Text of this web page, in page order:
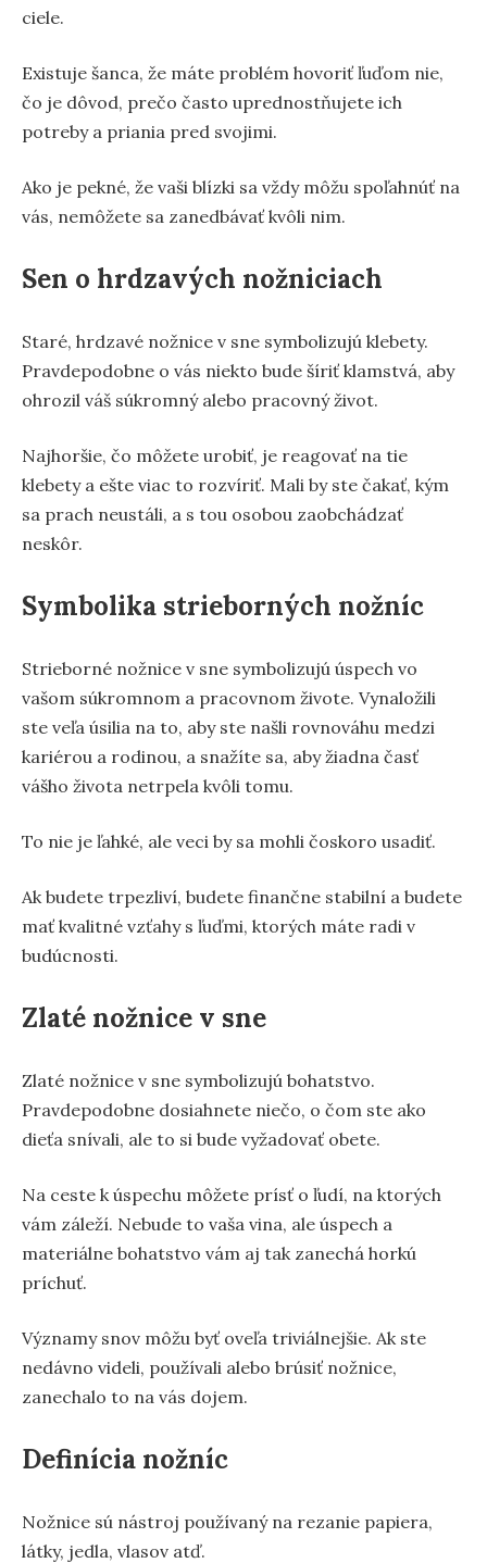
ciele.
Existuje šanca, že máte problém hovoriť ľuďom nie,
čo je dôvod, prečo často uprednostňujete ich
potreby a priania pred svojimi.
Ako je pekné, že vaši blízki sa vždy môžu spoľahnúť na
vás, nemôžete sa zanedbávať kvôli nim.
Sen o hrdzavých nožniciach
Staré, hrdzavé nožnice v sne symbolizujú klebety.
Pravdepodobne o vás niekto bude šíriť klamstvá, aby
ohrozil váš súkromný alebo pracovný život.
Najhoršie, čo môžete urobiť, je reagovať na tie
klebety a ešte viac to rozvíriť. Mali by ste čakať, kým
sa prach neustáli, a s tou osobou zaobchádzať
neskôr.
Symbolika strieborných nožníc
Strieborné nožnice v sne symbolizujú úspech vo
vašom súkromnom a pracovnom živote. Vynaložili
ste veľa úsilia na to, aby ste našli rovnováhu medzi
kariérou a rodinou, a snažíte sa, aby žiadna časť
vášho života netrpela kvôli tomu.
To nie je ľahké, ale veci by sa mohli čoskoro usadiť.
Ak budete trpezliví, budete finančne stabilní a budete
mať kvalitné vzťahy s ľuďmi, ktorých máte radi v
budúcnosti.
Zlaté nožnice v sne
Zlaté nožnice v sne symbolizujú bohatstvo.
Pravdepodobne dosiahnete niečo, o čom ste ako
dieťa snívali, ale to si bude vyžadovať obete.
Na ceste k úspechu môžete prísť o ľudí, na ktorých
vám záleží. Nebude to vaša vina, ale úspech a
materiálne bohatstvo vám aj tak zanechá horkú
príchuť.
Významy snov môžu byť oveľa triviálnejšie. Ak ste
nedávno videli, používali alebo brúsiť nožnice,
zanechalo to na vás dojem.
Definícia nožníc
Nožnice sú nástroj používaný na rezanie papiera,
látky, jedla, vlasov atď.